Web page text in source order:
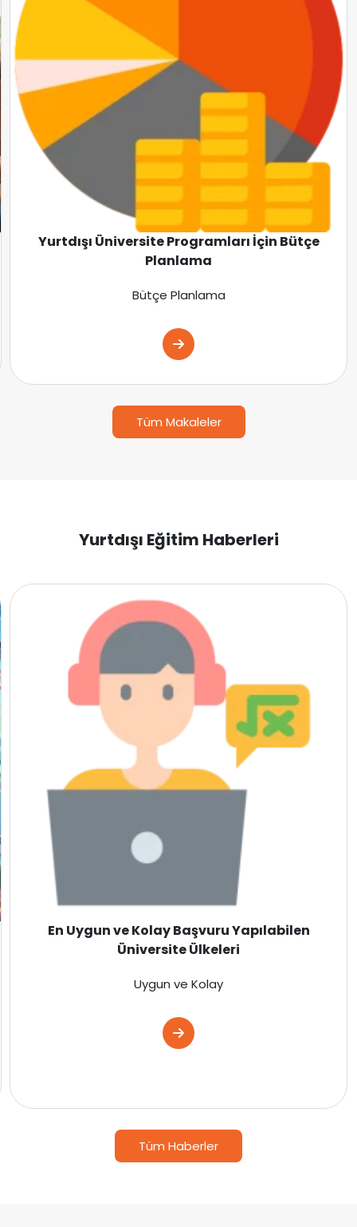
Yurtdışı Üniversite Programları İçin Bütçe
Planlama
Bütçe Planlama
Tüm Makaleler
Yurtdışı Eğitim Haberleri
En Uygun ve Kolay Başvuru Yapılabilen
Üniversite Ülkeleri
Uygun ve Kolay
Tüm Haberler